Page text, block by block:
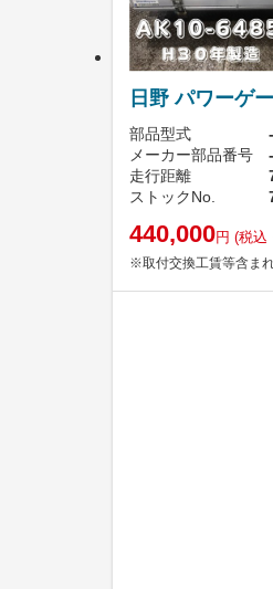
日野 パワーゲ
部品型式
メーカー部品番号
走行距離
ストックNo.
440,000円 (税込
※取付交換工賃等含ま